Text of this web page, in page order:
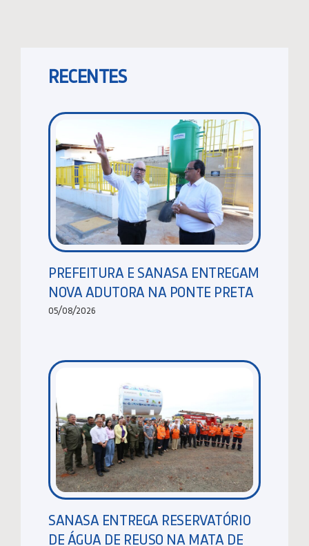
RECENTES
PREFEITURA E SANASA ENTREGAM
NOVA ADUTORA NA PONTE PRETA
05/08/2026
SANASA ENTREGA RESERVATÓRIO
DE ÁGUA DE REUSO NA MATA DE